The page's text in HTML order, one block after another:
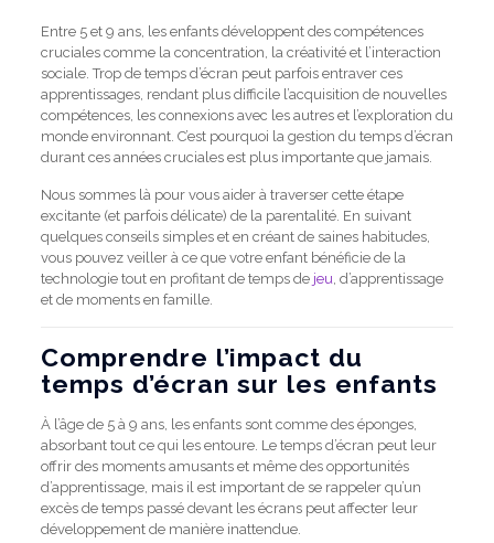
Entre 5 et 9 ans, les enfants développent des compétences
cruciales comme la concentration, la créativité et l’interaction
sociale. Trop de temps d’écran peut parfois entraver ces
apprentissages, rendant plus difficile l’acquisition de nouvelles
compétences, les connexions avec les autres et l’exploration du
monde environnant. C’est pourquoi la gestion du temps d’écran
durant ces années cruciales est plus importante que jamais.
Nous sommes là pour vous aider à traverser cette étape
excitante (et parfois délicate) de la parentalité. En suivant
quelques conseils simples et en créant de saines habitudes,
vous pouvez veiller à ce que votre enfant bénéficie de la
technologie tout en profitant de temps de jeu , d’apprentissage
et de moments en famille.
Comprendre l’impact du
temps d’écran sur les enfants
À l’âge de 5 à 9 ans, les enfants sont comme des éponges,
absorbant tout ce qui les entoure. Le temps d’écran peut leur
offrir des moments amusants et même des opportunités
d’apprentissage, mais il est important de se rappeler qu’un
excès de temps passé devant les écrans peut affecter leur
développement de manière inattendue.